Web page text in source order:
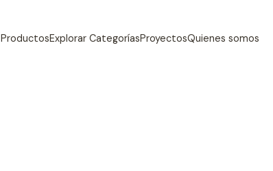
ProductosExplorar CategoríasProyectosQuienes somos